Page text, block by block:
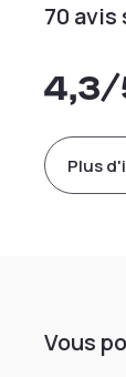
70
4,3/
Plus
Vous